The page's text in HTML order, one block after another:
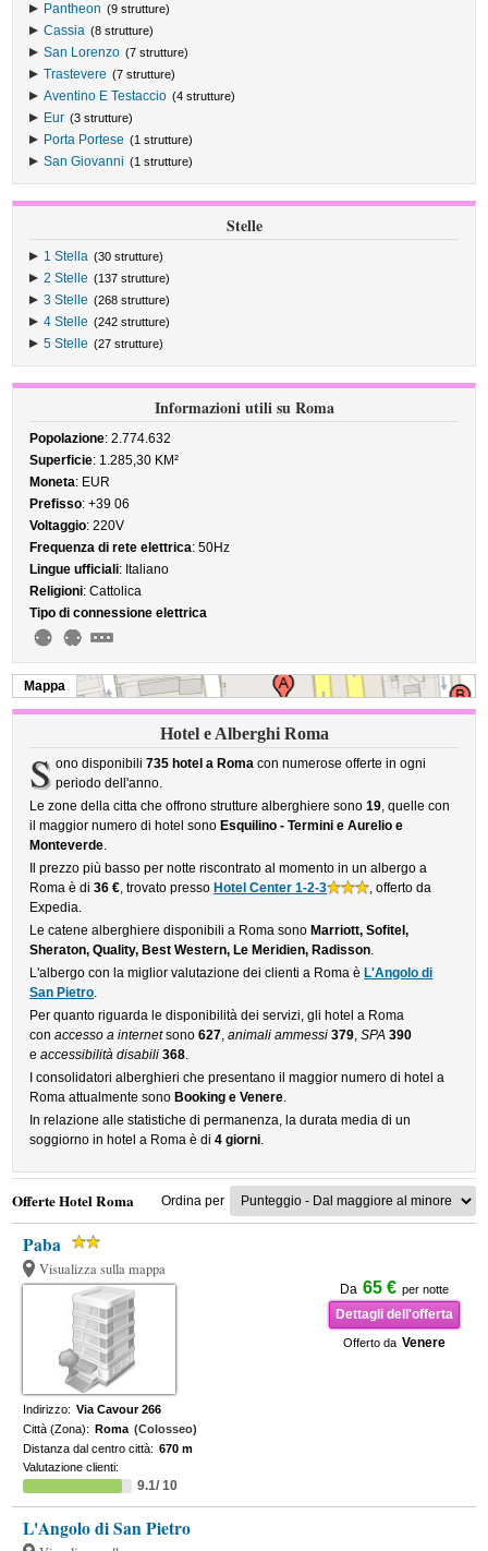
Pantheon (9 strutture)
Cassia (8 strutture)
San Lorenzo (7 strutture)
Trastevere (7 strutture)
Aventino E Testaccio (4 strutture)
Eur (3 strutture)
Porta Portese (1 strutture)
San Giovanni (1 strutture)
Stelle
1 Stella (30 strutture)
2 Stelle (137 strutture)
3 Stelle (268 strutture)
4 Stelle (242 strutture)
5 Stelle (27 strutture)
Informazioni utili su Roma
Popolazione: 2.774.632
Superficie: 1.285,30 KM²
Moneta: EUR
Prefisso: +39 06
Voltaggio: 220V
Frequenza di rete elettrica: 50Hz
Lingue ufficiali: Italiano
Religioni: Cattolica
Tipo di connessione elettrica
Mappa
Hotel e Alberghi Roma
S ono disponibili 735 hotel a Romacon numerose offerte in ogni
periodo dell'anno.
Le zone della citta che offrono strutture alberghiere sono19, quelle con
il maggior numero di hotel sono Esquilino - Termini e Aurelio e
Monteverde.
Il prezzo più basso per notte riscontrato al momento in un albergo a
Roma è di36 €, trovato presso Hotel Center 1-2-3
, offerto da
Expedia.
Le catene alberghiere disponibili a Roma sono Marriott, Sofitel,
Sheraton, Quality, Best Western, Le Meridien, Radisson.
L'albergo con la miglior valutazione dei clienti a Roma è L'Angolo di
San Pietro.
Per quanto riguarda le disponibilità dei servizi, gli hotel a Roma
conaccesso a internetsono627,animali ammessi 379,SPA 390
eaccessibilità disabili 368.
I consolidatori alberghieri che presentano il maggior numero di hotel a
Roma attualmente sono Booking e Venere.
In relazione alle statistiche di permanenza, la durata media di un
soggiorno in hotel a Roma è di4 giorni.
Offerte Hotel Roma Ordina per
Paba
Visualizza sulla mappa
Da 65 € per notte
Dettagli dell'offerta
Offerto da Venere
Indirizzo: Via Cavour 266
Città (Zona): Roma (Colosseo)
Distanza dal centro città: 670 m
Valutazione clienti:
9.1/ 10
L'Angolo di San Pietro